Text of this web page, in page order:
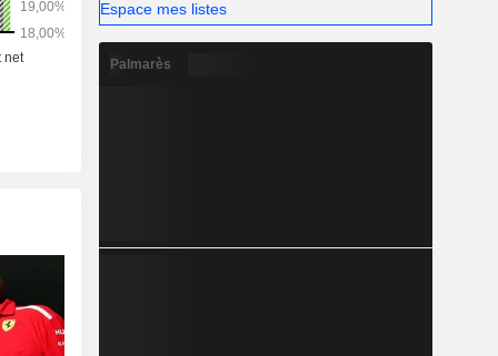
Espace mes listes
Palmarès